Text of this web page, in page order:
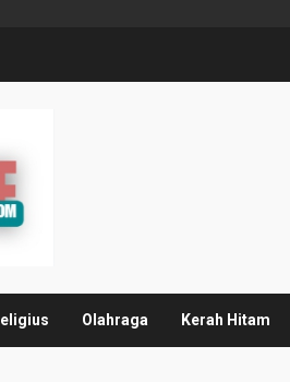
Olahraga Kerah Hitam